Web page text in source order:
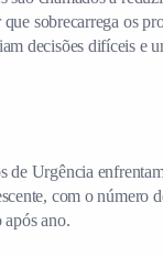
sobrecarrega os
decisões difíceis e
de Urgência
com o número
após ano.